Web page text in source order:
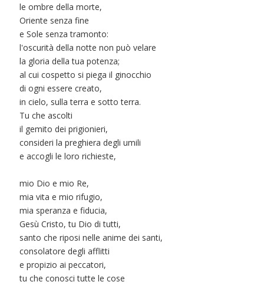
le ombre della morte,
Oriente senza fine
e Sole senza tramonto:
l'oscurità della notte non può velare
la gloria della tua potenza;
al cui cospetto si piega il ginocchio
di ogni essere creato,
in cielo, sulla terra e sotto terra.
Tu che ascolti
il gemito dei prigionieri,
consideri la preghiera degli umili
e accogli le loro richieste,
mio Dio e mio Re,
mia vita e mio rifugio,
mia speranza e fiducia,
Gesù Cristo, tu Dio di tutti,
santo che riposi nelle anime dei santi,
consolatore degli afflitti
e propizio ai peccatori,
tu che conosci tutte le cose